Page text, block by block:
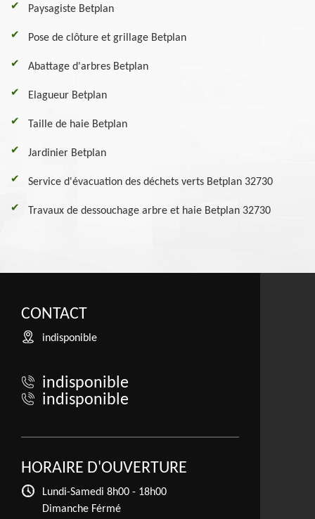
Paysagiste Betplan
Pose de clôture et grillage Betplan
Abattage d'arbres Betplan
Elagueur Betplan
Taille de haie Betplan
Jardinier Betplan
Service d'évacuation des déchets verts Betplan 32730
Travaux de dessouchage arbre et haie Betplan 32730
CONTACT
indisponible
indisponible
indisponible
HORAIRE D'OUVERTURE
Lundi-Samedi 8h00 - 18h00
Dimanche Férmé